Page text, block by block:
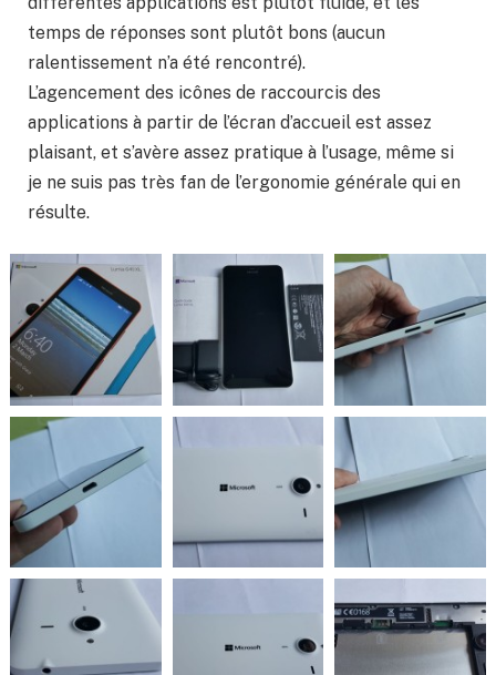
temps de réponses sont plutôt bons (aucun
ralentissement n’a été rencontré).
L’agencement des icônes de raccourcis des
applications à partir de l’écran d’accueil est assez
plaisant, et s’avère assez pratique à l’usage, même si
je ne suis pas très fan de l’ergonomie générale qui en
résulte.